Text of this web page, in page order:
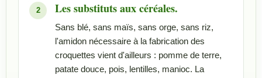
Les substituts aux céréales.
Sans blé, sans maïs, sans orge, sans riz,
l'amidon nécessaire à la fabrication des
croquettes vient d'ailleurs : pomme de terre,
patate douce, pois, lentilles, manioc. La